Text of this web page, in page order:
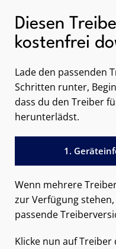
Diesen
kostenfrei
Lade den passenden
Schritten runter,
dass du den Treiber
herunterlädst.
1.
Wenn mehrere
zur Verfügung
passende
Klicke nun auf